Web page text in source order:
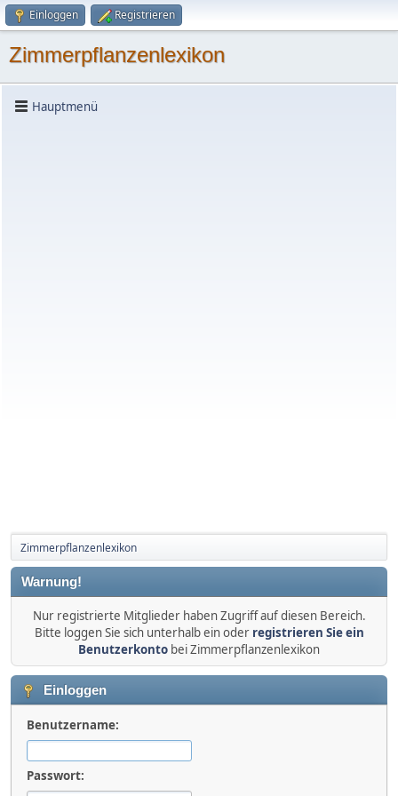
Einloggen Registrieren
Zimmerpflanzenlexikon
Hauptmenü
Zimmerpflanzenlexikon
Warnung!
Nur registrierte Mitglieder haben Zugriff auf diesen Bereich.
Bitte loggen Sie sich unterhalb ein oder registrieren Sie ein
Benutzerkonto bei Zimmerpflanzenlexikon
Einloggen
Benutzername:
Passwort: